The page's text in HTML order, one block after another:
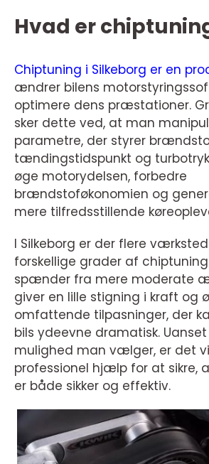
Hvad er
Chiptuning i Silkeborg er en
ændrer bilens
optimere dens præstationer.
sker dette ved, at man
parametre, der styrer
tændingstidspunkt og
øge motorydelsen, forbedre
brændstoføkonomien og
mere tilfredsstillende
I Silkeborg er der flere
forskellige grader af
spænder fra mere moderate
giver en lille stigning i kraft og
omfattende tilpasninger, der
bils ydeevne dramatisk.
mulighed man vælger, er det
professionel hjælp for at sikre,
er både sikker og effektiv.